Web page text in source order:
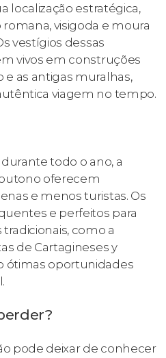
localização estratégica,
visigoda e moura
vestígios dessas
vivos em construções
e as antigas muralhas,
viagem no tempo.
todo o ano, a
oferecem
e menos turistas. Os
e perfeitos para
tradicionais, como a
de Cartagineses y
ótimas oportunidades
pode deixar de conhecer